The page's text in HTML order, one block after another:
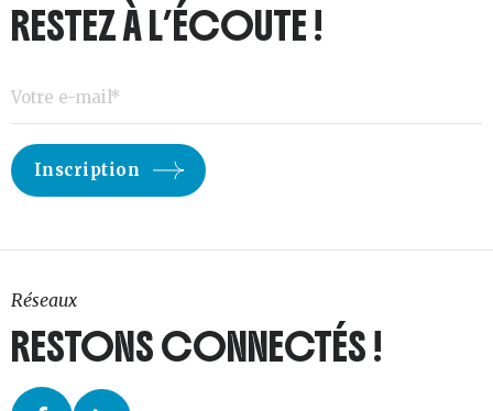
RESTEZ À L’ÉCOUTE !
Réseaux
RESTONS CONNECTÉS !